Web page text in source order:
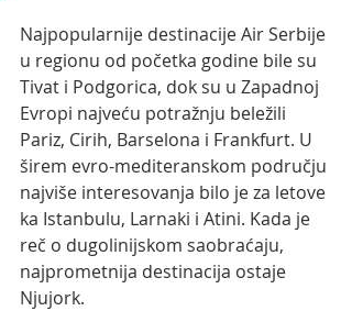
Najpopularnije destinacije Air Serbije
u regionu od početka godine bile su
Tivat i Podgorica, dok su u Zapadnoj
Evropi najveću potražnju beležili
Pariz, Cirih, Barselona i Frankfurt. U
širem evro-mediteranskom području
najviše interesovanja bilo je za letove
ka Istanbulu, Larnaki i Atini. Kada je
reč o dugolinijskom saobraćaju,
najprometnija destinacija ostaje
Njujork.